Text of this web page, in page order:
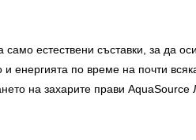
естествени съставки, за да
енергията по време на почти
на захарите прави